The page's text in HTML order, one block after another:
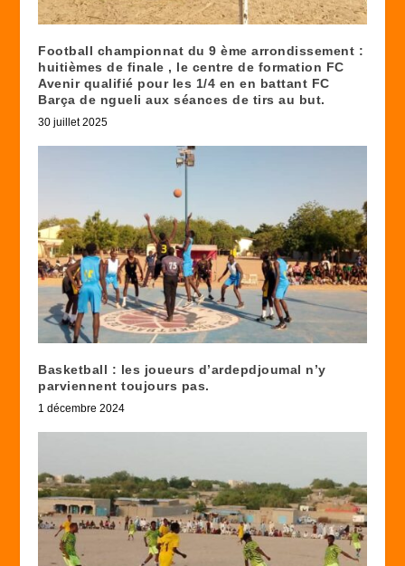
Football championnat du 9 ème arrondissement :
huitièmes de finale , le centre de formation FC
Avenir qualifié pour les 1/4 en en battant FC
Barça de ngueli aux séances de tirs au but.
30 juillet 2025
Basketball : les joueurs d’ardepdjoumal n’y
parviennent toujours pas.
1 décembre 2024